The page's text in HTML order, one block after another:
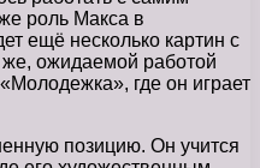
роль Макса в
ещё несколько картин с
ожидаемой работой
где он играет
позицию. Он учится